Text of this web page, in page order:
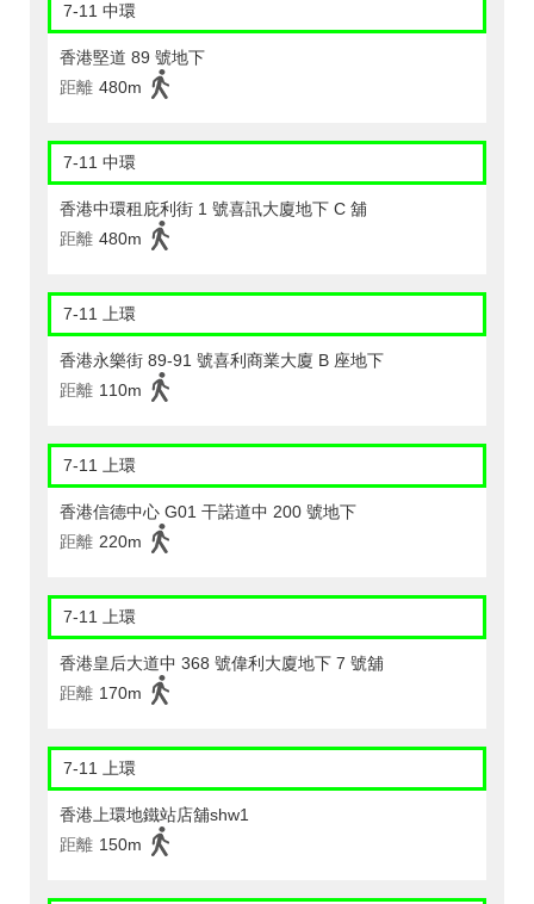
7-11 中環
香港堅道 89 號地下
距離 480m
7-11 中環
香港中環租庇利街 1 號喜訊大廈地下 C 舖
距離 480m
7-11 上環
香港永樂街 89-91 號喜利商業大廈 B 座地下
距離 110m
7-11 上環
香港信德中心 G01 干諾道中 200 號地下
距離 220m
7-11 上環
香港皇后大道中 368 號偉利大廈地下 7 號舖
距離 170m
7-11 上環
香港上環地鐵站店舖shw1
距離 150m